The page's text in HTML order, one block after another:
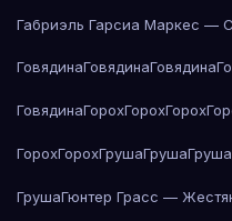
Габриэль Гарсиа Маркес —
ГовядинаГовядинаГовядина
ГовядинаГорохГорохГорох
ГорохГорохГрушаГрушаГруша
ГрушаГюнтер Грасс —